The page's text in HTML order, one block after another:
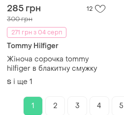
285 грн 12
300 грн
271 грн з 04 серп
Tommy Hilfiger
Жіноча сорочка tommy
hilfiger в блакитну смужку
S і ще 1
1 2 3 4 5